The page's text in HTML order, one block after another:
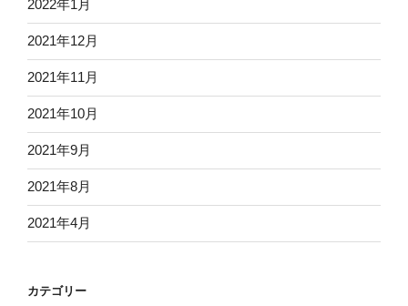
2022年1月
2021年12月
2021年11月
2021年10月
2021年9月
2021年8月
2021年4月
カテゴリー